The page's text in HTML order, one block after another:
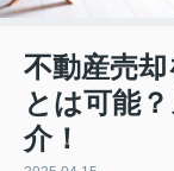
不動産売
とは可能
介！